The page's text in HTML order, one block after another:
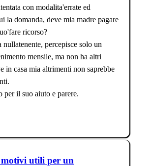
con modalita'errate ed
la domanda, deve mia madre pagare
ricorso?
percepisce solo un
mensile, ma non ha altri
in casa mia altrimenti non saprebbe
per il suo aiuto e parere.
utili per un